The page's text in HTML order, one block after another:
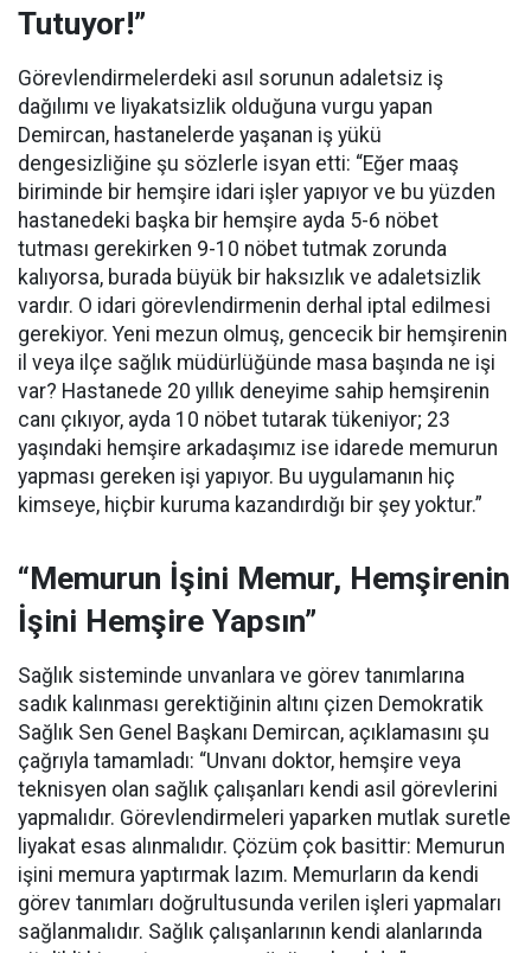
Tutuyor!”
Görevlendirmelerdeki asıl sorunun adaletsiz iş
dağılımı ve liyakatsizlik olduğuna vurgu yapan
Demircan, hastanelerde yaşanan iş yükü
dengesizliğine şu sözlerle isyan etti: “Eğer maaş
biriminde bir hemşire idari işler yapıyor ve bu yüzden
hastanedeki başka bir hemşire ayda 5-6 nöbet
tutması gerekirken 9-10 nöbet tutmak zorunda
kalıyorsa, burada büyük bir haksızlık ve adaletsizlik
vardır. O idari görevlendirmenin derhal iptal edilmesi
gerekiyor. Yeni mezun olmuş, gencecik bir hemşirenin
il veya ilçe sağlık müdürlüğünde masa başında ne işi
var? Hastanede 20 yıllık deneyime sahip hemşirenin
canı çıkıyor, ayda 10 nöbet tutarak tükeniyor; 23
yaşındaki hemşire arkadaşımız ise idarede memurun
yapması gereken işi yapıyor. Bu uygulamanın hiç
kimseye, hiçbir kuruma kazandırdığı bir şey yoktur.”
“Memurun İşini Memur, Hemşirenin
İşini Hemşire Yapsın”
Sağlık sisteminde unvanlara ve görev tanımlarına
sadık kalınması gerektiğinin altını çizen Demokratik
Sağlık Sen Genel Başkanı Demircan, açıklamasını şu
çağrıyla tamamladı: “Unvanı doktor, hemşire veya
teknisyen olan sağlık çalışanları kendi asil görevlerini
yapmalıdır. Görevlendirmeleri yaparken mutlak suretle
liyakat esas alınmalıdır. Çözüm çok basittir: Memurun
işini memura yaptırmak lazım. Memurların da kendi
görev tanımları doğrultusunda verilen işleri yapmaları
sağlanmalıdır. Sağlık çalışanlarının kendi alanlarında